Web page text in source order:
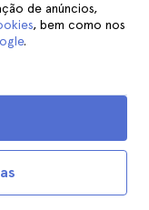
de anúncios,
, bem como nos
.